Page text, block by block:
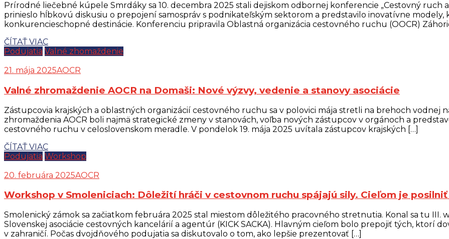
Prírodné liečebné kúpele Smrdáky sa 10. decembra 2025 stali dejiskom odbornej konferencie „Cestovný ruch
prinieslo hĺbkovú diskusiu o prepojení samospráv s podnikateľským sektorom a predstavilo inovatívne
konkurencieschopné destinácie. Konferenciu pripravila Oblastná organizácia cestovného ruchu (OOCR)
ČÍTAŤ VIAC
Podujatia Valné zhomaždenie
21. mája 2025AOCR
Valné zhromaždenie AOCR na Domaši: Nové výzvy, vedenie a stanovy asociácie
Zástupcovia krajských a oblastných organizácií cestovného ruchu sa v polovici mája stretli na brehoch vodnej
zhromaždenia AOCR boli najmä strategické zmeny v stanovách, voľba nových zástupcov v orgánoch a
cestovného ruchu v celoslovenskom meradle. V pondelok 19. mája 2025 uvítala zástupcov krajských […]
ČÍTAŤ VIAC
Podujatia Workshop
20. februára 2025AOCR
Workshop v Smoleniciach: Dôležití hráči v cestovnom ruchu spájajú sily. Cieľom je
Smolenický zámok sa začiatkom februára 2025 stal miestom dôležitého pracovného stretnutia. Konal sa tu
Slovenskej asociácie cestovných kancelárií a agentúr (KICK SACKA). Hlavným cieľom bolo prepojiť tých, ktorí
v zahraničí. Počas dvojdňového podujatia sa diskutovalo o tom, ako lepšie prezentovať […]